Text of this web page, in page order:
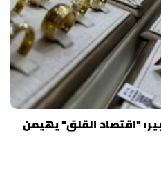
"اقتصاد القلق" يهيمن